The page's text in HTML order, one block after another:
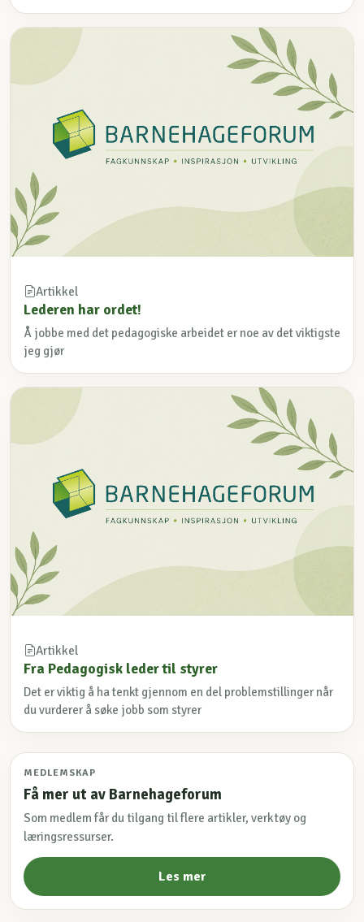
Artikkel
Lederen har ordet!
Å jobbe med det pedagogiske arbeidet er noe av det viktigste
jeg gjør
Artikkel
Fra Pedagogisk leder til styrer
Det er viktig å ha tenkt gjennom en del problemstillinger når
du vurderer å søke jobb som styrer
MEDLEMSKAP
Få mer ut av Barnehageforum
Som medlem får du tilgang til flere artikler, verktøy og
læringsressurser.
Les mer